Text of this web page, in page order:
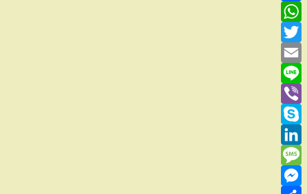
Facebook
WhatsApp
Twitter
Email
Line
Viber
Skype
LinkedIn
Message